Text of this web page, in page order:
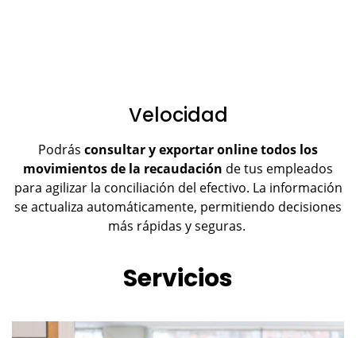
Velocidad
Podrás consultar y exportar online todos los
movimientos de la recaudación de tus empleados
para agilizar la conciliación del efectivo. La información
se actualiza automáticamente, permitiendo decisiones
más rápidas y seguras.
Servicios